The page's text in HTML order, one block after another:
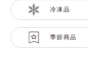
冷凍品
季節商品